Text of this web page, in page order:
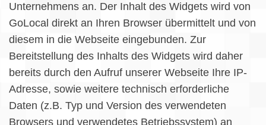
Unternehmens an. Der Inhalt des Widgets wird von
GoLocal direkt an Ihren Browser übermittelt und von
diesem in die Webseite eingebunden. Zur
Bereitstellung des Inhalts des Widgets wird daher
bereits durch den Aufruf unserer Webseite Ihre IP-
Adresse, sowie weitere technisch erforderliche
Daten (z.B. Typ und Version des verwendeten
Browsers und verwendetes Betriebssystem) an